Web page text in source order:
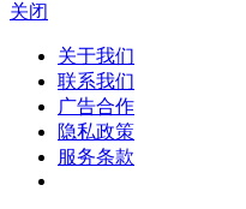
关闭
关于我们
联系我们
广告合作
隐私政策
服务条款